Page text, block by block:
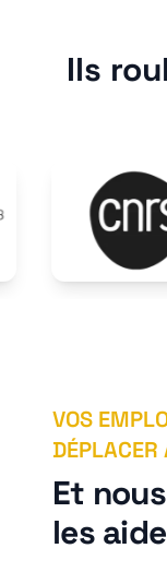
Ils
VOS
Et
les